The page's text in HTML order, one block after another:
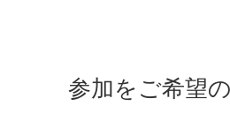
参加をご希望